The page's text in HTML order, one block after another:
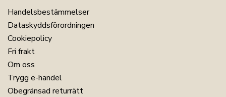
Handelsbestämmelser
Dataskyddsförordningen
Cookiepolicy
Fri frakt
Om oss
Trygg e-handel
Obegränsad returrätt